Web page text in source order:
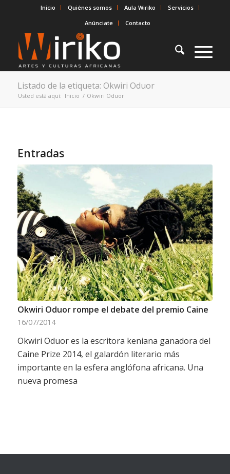
Inicio Quiénes somos Aula Wiriko
Servicios
Anúnciate
Contacto
Listado de la etiqueta: Okwiri Oduor
Usted está aquí: Inicio / Okwiri Oduor
Entradas
Okwiri Oduor rompe el debate del premio Caine
16/07/2014
Okwiri Oduor es la escritora keniana ganadora del
Caine Prize 2014, el galardón literario más
importante en la esfera anglófona africana. Una
nueva promesa